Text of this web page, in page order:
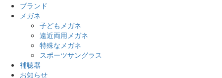
ブランド
メガネ
子どもメガネ
遠近両用メガネ
特殊なメガネ
スポーツサングラス
補聴器
お知らせ